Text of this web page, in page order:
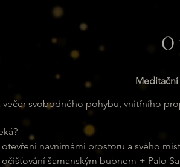
Meditační
večer svobodného pohybu, vnitřního
otevření navnímámí prostoru a svého
očišťování šamanským bubnem + Palo